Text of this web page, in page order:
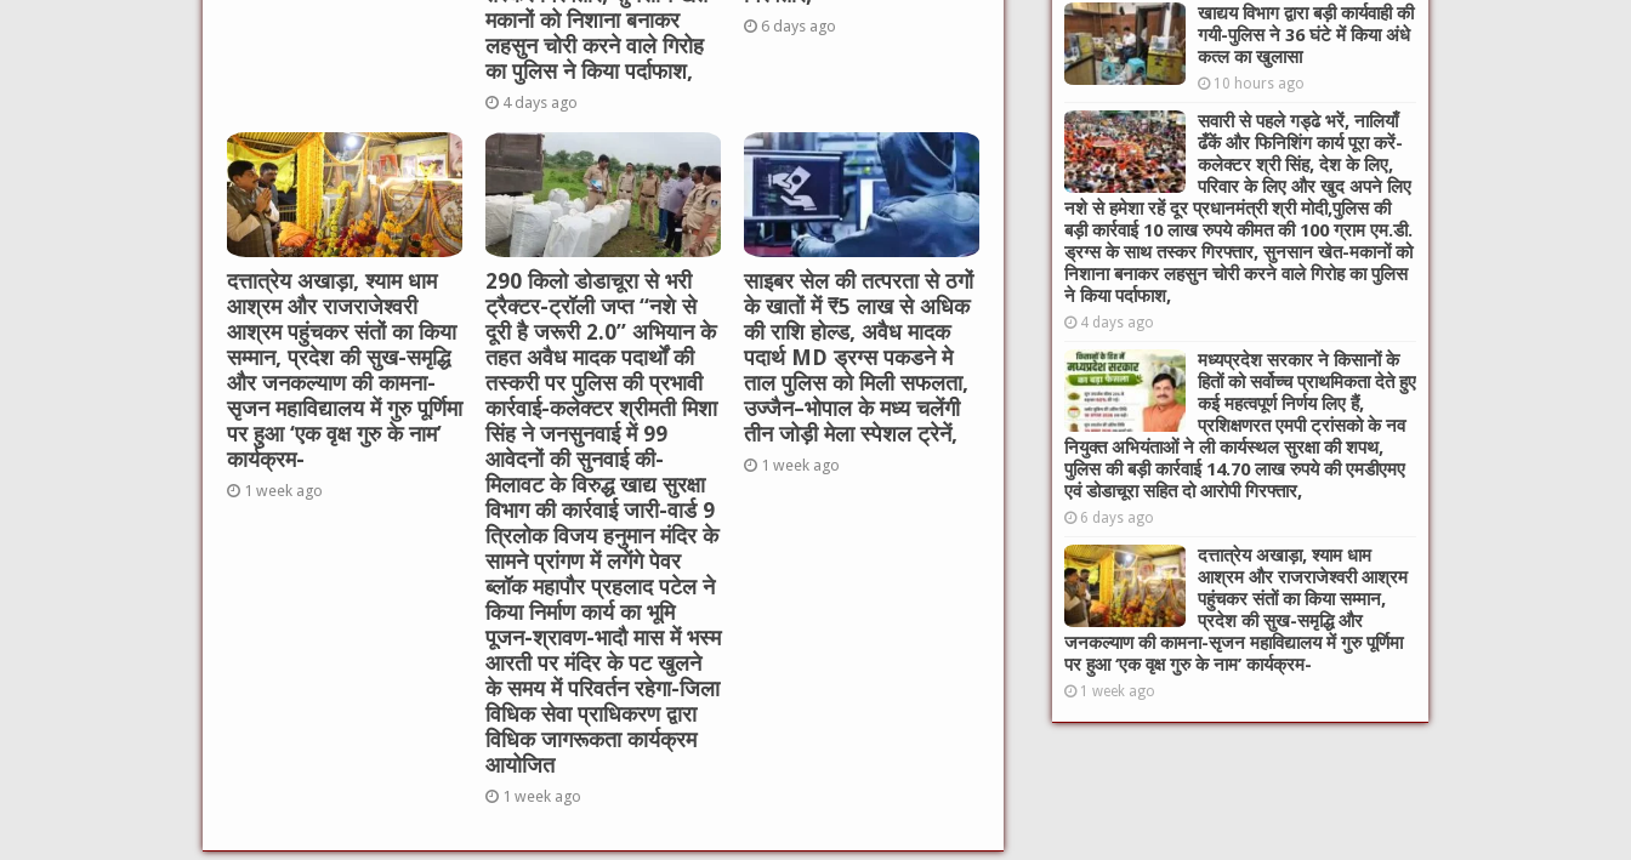
मकानों को निशाना बनाकर
लहसुन चोरी करने वाले गिरोह
का पुलिस ने किया पर्दाफाश,
4 days ago
6 days ago
दत्तात्रेय अखाड़ा, श्याम धाम
आश्रम और राजराजेश्वरी
आश्रम पहुंचकर संतों का किया
सम्मान, प्रदेश की सुख-समृद्धि
और जनकल्याण की कामना-
सृजन महाविद्यालय में गुरु पूर्णिमा
पर हुआ ‘एक वृक्ष गुरु के नाम’
कार्यक्रम-
1 week ago
290 किलो डोडाचूरा से भरी
ट्रैक्टर-ट्रॉली जप्त “नशे से
दूरी है जरूरी 2.0” अभियान के
तहत अवैध मादक पदार्थों की
तस्करी पर पुलिस की प्रभावी
कार्रवाई-कलेक्टर श्रीमती मिशा
सिंह ने जनसुनवाई में 99
आवेदनों की सुनवाई की-
मिलावट के विरुद्ध खाद्य सुरक्षा
विभाग की कार्रवाई जारी-वार्ड 9
त्रिलोक विजय हनुमान मंदिर के
सामने प्रांगण में लगेंगे पेवर
ब्लॉक महापौर प्रहलाद पटेल ने
किया निर्माण कार्य का भूमि
पूजन-श्रावण-भादौ मास में भस्म
आरती पर मंदिर के पट खुलने
के समय में परिवर्तन रहेगा-जिला
विधिक सेवा प्राधिकरण द्वारा
विधिक जागरूकता कार्यक्रम
आयोजित
1 week ago
साइबर सेल की तत्परता से ठगों
के खातों में ₹5 लाख से अधिक
की राशि होल्ड, अवैध मादक
पदार्थ MD ड्रग्स पकडने मे
ताल पुलिस को मिली सफलता,
उज्जैन–भोपाल के मध्य चलेंगी
तीन जोड़ी मेला स्पेशल ट्रेनें,
1 week ago
खाद्यय विभाग द्वारा बड़ी कार्यवाही की
गयी-पुलिस ने 36 घंटे में किया अंधे
कत्ल का खुलासा
10 hours ago
सवारी से पहले गड्ढे भरें, नालियाँ
ढँकें और फिनिशिंग कार्य पूरा करें-
कलेक्टर श्री सिंह, देश के लिए,
परिवार के लिए और खुद अपने लिए
नशे से हमेशा रहें दूर प्रधानमंत्री श्री मोदी,पुलिस की
बड़ी कार्रवाई 10 लाख रुपये कीमत की 100 ग्राम एम.डी.
ड्रग्स के साथ तस्कर गिरफ्तार, सुनसान खेत-मकानों को
निशाना बनाकर लहसुन चोरी करने वाले गिरोह का पुलिस
ने किया पर्दाफाश,
4 days ago
मध्यप्रदेश सरकार ने किसानों के
हितों को सर्वोच्च प्राथमिकता देते हुए
कई महत्वपूर्ण निर्णय लिए हैं,
प्रशिक्षणरत एमपी ट्रांसको के नव
नियुक्त अभियंताओं ने ली कार्यस्थल सुरक्षा की शपथ,
पुलिस की बड़ी कार्रवाई 14.70 लाख रुपये की एमडीएमए
एवं डोडाचूरा सहित दो आरोपी गिरफ्तार,
6 days ago
दत्तात्रेय अखाड़ा, श्याम धाम
आश्रम और राजराजेश्वरी आश्रम
पहुंचकर संतों का किया सम्मान,
प्रदेश की सुख-समृद्धि और
जनकल्याण की कामना-सृजन महाविद्यालय में गुरु पूर्णिमा
पर हुआ ‘एक वृक्ष गुरु के नाम’ कार्यक्रम-
1 week ago